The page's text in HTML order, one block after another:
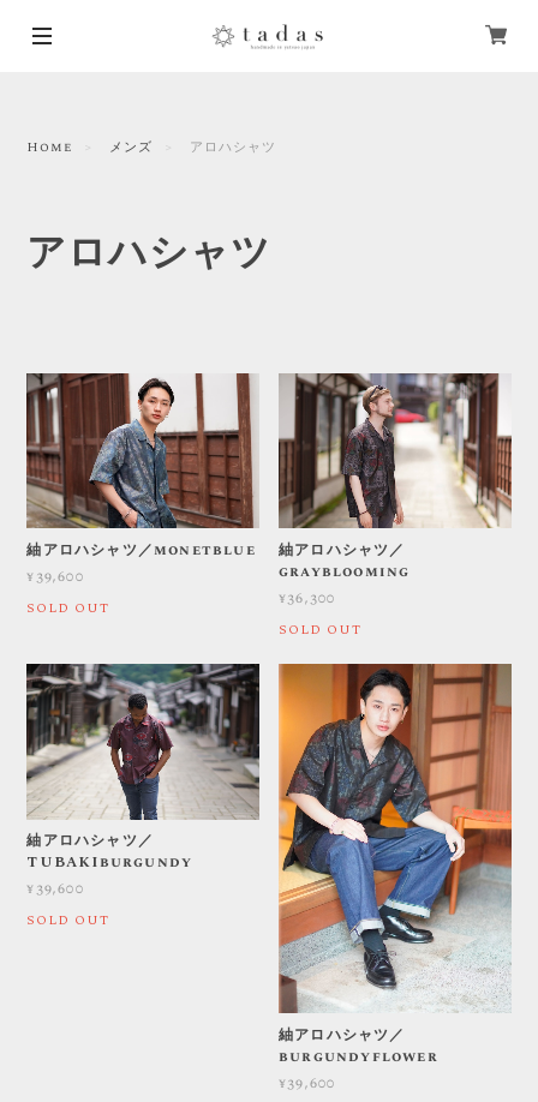
Home メンズ アロハシャツ
アロハシャツ
紬アロハシャツ／monetblue
¥39,600
SOLD OUT
紬アロハシャツ／
grayblooming
¥36,300
SOLD OUT
紬アロハシャツ／
TUBAKIburgundy
¥39,600
SOLD OUT
紬アロハシャツ／
burgundyflower
¥39,600